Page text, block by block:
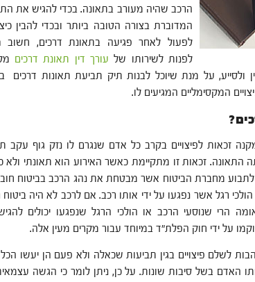
הרכב שהיה מעורב בתאונה. בכדי להגיש את
המדוברת בצורה הטובה ביותר ובכדי להבין
לפעול לאחר פגיעה בתאונת דרכים, חשוב
לפנות לשירותו של עורך דין תאונת דרכים
ולסייע, על מנת שיוכל לבנות תיק תביעת תאונות דרכים
המקסימליים המגיעים לו.
זכאות לפיצויים בקרב כל אדם שנגרם לו נזק גוף עקב
זכאות זו מתקיימת כאשר האירוע הוא תאונתי ולא
לתבוע מחברת הביטוח אשר מבטחת את נהג הרכב בביטוח
רגל אשר נפגעו על ידי אותו רכב. אם לרכב לא היה ביטוח
הרי שנוסעי הרכב או הולכי הרגל שנפגעו יכולים
על ידי חוק הפלת"ד במיוחד עבור מקרים מעין אלה.
לשלם פיצויים בגין תביעות שכאלה ולא פעם הן יעשו הכל
האדם בשל סיבות שונות. על כן, ניתן לומר כי הגשה